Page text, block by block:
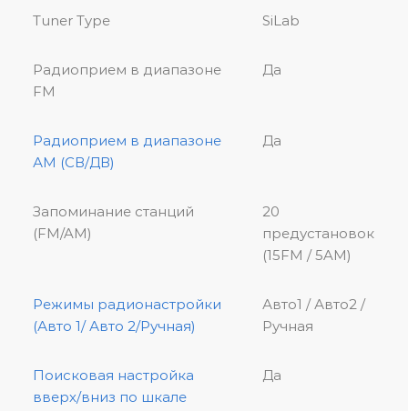
Tuner Type SiLab
Радиоприем в диапазоне
FМ
Да
Радиоприем в диапазоне
АМ (СВ/ДВ)
Да
Запоминание станций
(FM/AM)
20
предустановок
(15FM / 5AM)
Режимы радионастройки
(Авто 1/ Авто 2/Ручная)
Авто1 / Авто2 /
Ручная
Поисковая настройка
вверх/вниз по шкале
Да